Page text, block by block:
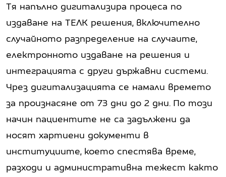
Тя напълно дигитализира процеса по
издаване на ТЕЛК решения, включително
случайното разпределение на случаите,
електронното издаване на решения и
интеграцията с други държавни системи.
Чрез дигитализацията се намали времето
за произнасяне от 73 дни до 2 дни. По този
начин пациентите не са задължени да
носят хартиени документи в
институциите, което спестява време,
разходи и административна тежест както